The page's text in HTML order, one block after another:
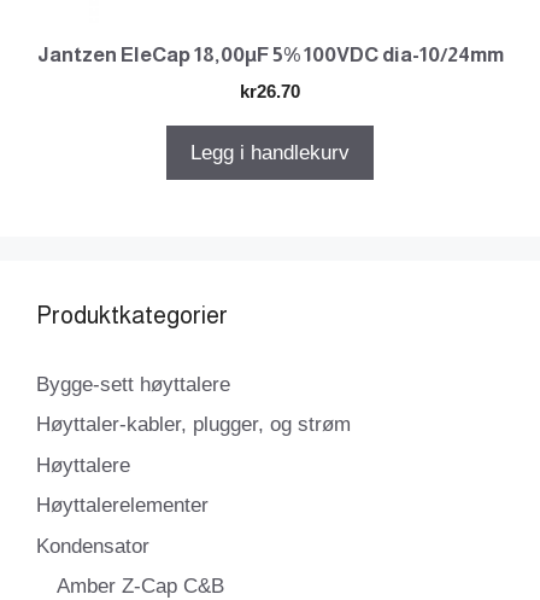
Jantzen EleCap 18,00µF 5% 100VDC dia-10/24mm
kr26.70
Legg i handlekurv
Produktkategorier
Bygge-sett høyttalere
Høyttaler-kabler, plugger, og strøm
Høyttalere
Høyttalerelementer
Kondensator
Amber Z-Cap C&B